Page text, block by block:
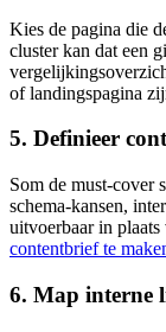
Kies de pagina die
cluster kan dat een
of landingspagina
5. Definieer
Som de must-cover
schema-kansen,
uitvoerbaar in
contentbrief te
6. Map interne